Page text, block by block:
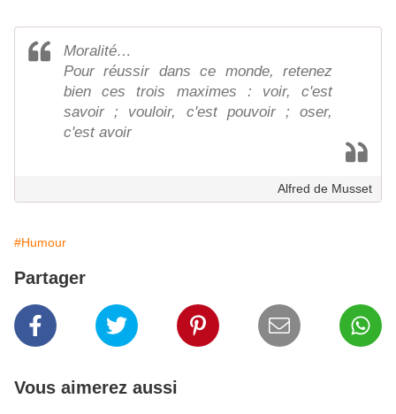
Moralité…
Pour réussir dans ce monde, retenez
bien ces trois maximes : voir, c'est
savoir ; vouloir, c'est pouvoir ; oser,
c'est avoir
Alfred de Musset
#Humour
Partager
Vous aimerez aussi